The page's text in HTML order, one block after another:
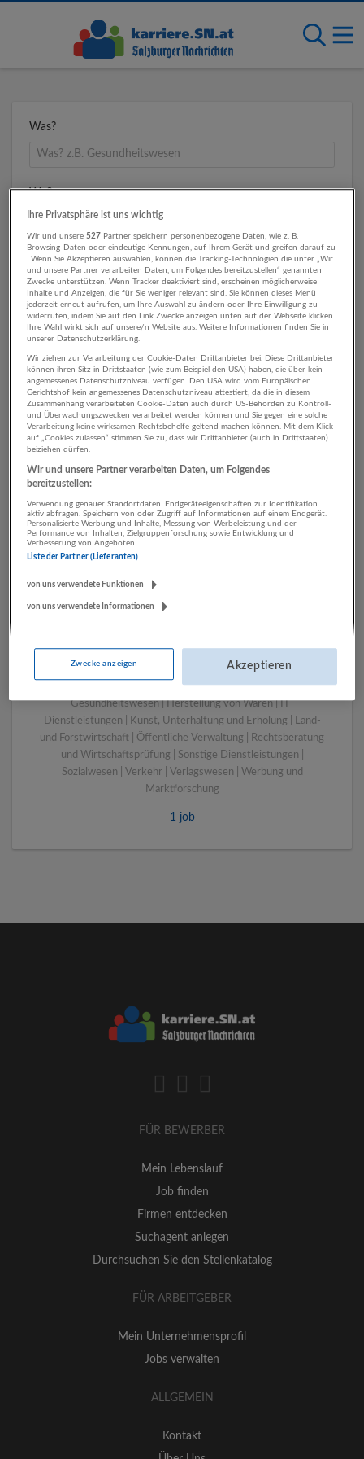
Was?
Wo?
Umkreis
1 Marketing, Kommunikation,
PR Gesundheitswesen
Unternehmen
Bergheim bei Salzburg
Bau | Beherbergung und Gastronomie | Einzelhandel |
Energieversorgung | Finanz- und Versicherungsleistungen |
Gesundheitswesen | Herstellung von Waren | IT-
Dienstleistungen | Kunst, Unterhaltung und Erholung | Land-
und Forstwirtschaft | Öffentliche Verwaltung | Rechtsberatung
und Wirtschaftsprüfung | Sonstige Dienstleistungen |
Sozialwesen | Verkehr | Verlagswesen | Werbung und
Marktforschung
1 job
FÜR BEWERBER
Mein Lebenslauf
Job finden
Firmen entdecken
Suchagent anlegen
Durchsuchen Sie den Stellenkatalog
FÜR ARBEITGEBER
Mein Unternehmensprofil
Jobs verwalten
ALLGEMEIN
Kontakt
Ihre Privatsphäre ist uns wichtig
Wir und unsere527 Partner speichern personenbezogene Daten, wie z. B.
Browsing-Daten oder eindeutige Kennungen, auf Ihrem Gerät und greifen darauf zu
. Wenn Sie Akzeptieren auswählen, können die Tracking-Technologien die unter „Wir
und unsere Partner verarbeiten Daten, um Folgendes bereitzustellen“ genannten
Zwecke unterstützen. Wenn Tracker deaktiviert sind, erscheinen möglicherweise
Inhalte und Anzeigen, die für Sie weniger relevant sind. Sie können dieses Menü
jederzeit erneut aufrufen, um Ihre Auswahl zu ändern oder Ihre Einwilligung zu
widerrufen, indem Sie auf den Link Zwecke anzeigen unten auf der Webseite klicken.
Ihre Wahl wirkt sich auf unsere/n Website aus. Weitere Informationen finden Sie in
unserer Datenschutzerklärung.
Wir ziehen zur Verarbeitung der Cookie-Daten Drittanbieter bei. Diese Drittanbieter
können ihren Sitz in Drittstaaten (wie zum Beispiel den USA) haben, die über kein
angemessenes Datenschutzniveau verfügen. Den USA wird vom Europäischen
Gerichtshof kein angemessenes Datenschutzniveau attestiert, da die in diesem
Zusammenhang verarbeiteten Cookie-Daten auch durch US-Behörden zu Kontroll-
und Überwachungszwecken verarbeitet werden können und Sie gegen eine solche
Verarbeitung keine wirksamen Rechtsbehelfe geltend machen können. Mit dem Klick
auf „Cookies zulassen“ stimmen Sie zu, dass wir Drittanbieter (auch in Drittstaaten)
beiziehen dürfen.
Wir und unsere Partner verarbeiten Daten, um Folgendes
bereitzustellen:
Verwendung genauer Standortdaten. Endgeräteeigenschaften zur Identifikation
aktiv abfragen. Speichern von oder Zugriff auf Informationen auf einem Endgerät.
Personalisierte Werbung und Inhalte, Messung von Werbeleistung und der
Performance von Inhalten, Zielgruppenforschung sowie Entwicklung und
Verbesserung von Angeboten.
Liste der Partner (Lieferanten)
von uns verwendete Funktionen
von uns verwendete Informationen
Zwecke anzeigen Akzeptieren